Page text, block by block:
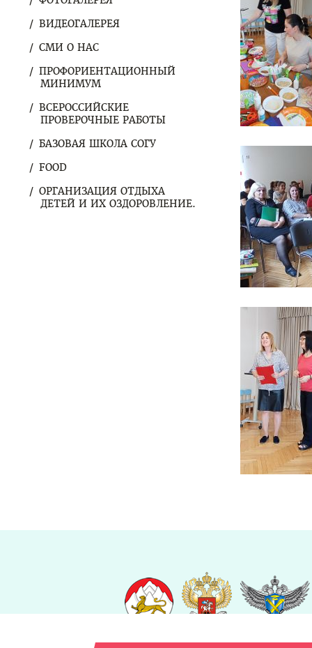
ВИДЕОГАЛЕРЕЯ
СМИ О НАС
ПРОФОРИЕНТАЦИОННЫЙ
МИНИМУМ
ВСЕРОССИЙСКИЕ
ПРОВЕРОЧНЫЕ РАБОТЫ
БАЗОВАЯ ШКОЛА СОГУ
FOOD
ОРГАНИЗАЦИЯ ОТДЫХА
ДЕТЕЙ И ИХ ОЗДОРОВЛЕНИЕ.